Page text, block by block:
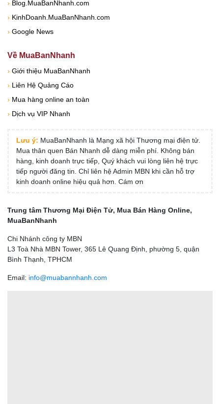
› Blog.MuaBanNhanh.com
› KinhDoanh.MuaBanNhanh.com
› Google News
Về MuaBanNhanh
› Giới thiệu MuaBanNhanh
› Liên Hệ Quảng Cáo
› Mua hàng online an toàn
› Dịch vụ VIP Nhanh
Lưu ý: MuaBanNhanh là Mạng xã hội Thương mại điện tử.
Mua thân quen Bán Nhanh dễ dàng miễn phí. Không bán
hàng, kinh doanh trực tiếp, Quý khách vui lòng liên hệ trực
tiếp người đăng tin. Chỉ liên hệ Admin MBN khi cần hỗ trợ
kinh doanh online hiệu quả hơn. Cám ơn
Trung tâm Thương Mại Điện Tử, Mua Bán Hàng Online,
MuaBanNhanh
Chi Nhánh công ty MBN
L3 Toà Nhà MBN Tower, 365 Lê Quang Định, phường 5, quận
Bình Thạnh, TPHCM
Email: info@muabannhanh.com